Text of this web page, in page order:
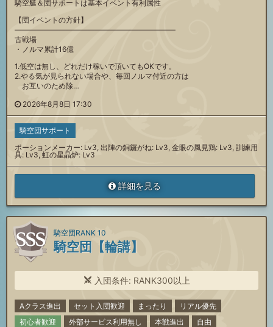
騎空艇＆団サポートは基本イベント有利属性
【団イベントの方針】
——————————————————————
古戦場
・ノルマ累計16億
1.低空は無し、どれだけ稼いで頂いてもOKです。
2.やる気が見られない場合や、毎回ノルマ付近の方は
お互いのため除…
2026年8月8日 17:30
騎空団サポート
ポーションメーカー: Lv3, 出陣の銅鑼がね: Lv3, 金眼の風見鶏: Lv3, 訓練用
具: Lv3, 虹の星晶炉: Lv3
詳細を見る
騎空団【輪講】
騎空団RANK 10
入団条件: RANK300以上
Aクラス進出 セット入団歓迎 まったり
リアル優先
初心者歓迎
外部サービス利用無し 本戦進出 自由